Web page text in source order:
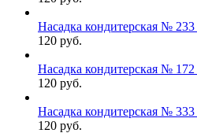
Насадка кондитерская №
120 руб.
Насадка кондитерская №
120 руб.
Насадка кондитерская №
120 руб.